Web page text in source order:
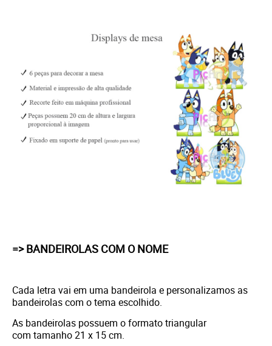
=> BANDEIROLAS COM O NOME
Cada letra vai em uma bandeirola e personalizamos as
bandeirolas com o tema escolhido.
As bandeirolas possuem o formato triangular
com tamanho 21 x 15 cm.